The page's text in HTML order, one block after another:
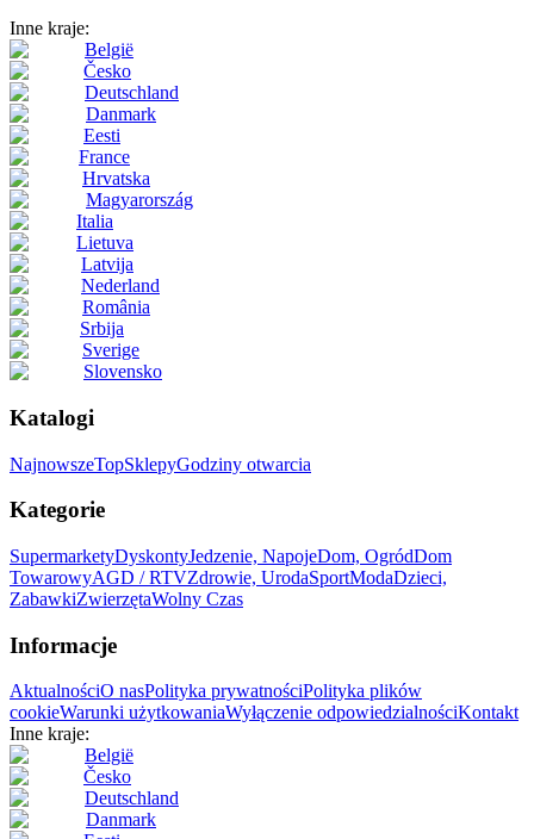
Inne kraje:
België
Česko
Deutschland
Danmark
Eesti
France
Hrvatska
Magyarország
Italia
Lietuva
Latvija
Nederland
România
Srbija
Sverige
Slovensko
Katalogi
NajnowszeTopSklepyGodziny otwarcia
Kategorie
SupermarketyDyskontyJedzenie, NapojeDom, OgródDom
TowarowyAGD / RTVZdrowie, UrodaSportModaDzieci,
ZabawkiZwierzętaWolny Czas
Informacje
AktualnościO nasPolityka prywatnościPolityka plików
cookieWarunki użytkowaniaWyłączenie odpowiedzialnościKontakt
Inne kraje:
België
Česko
Deutschland
Danmark